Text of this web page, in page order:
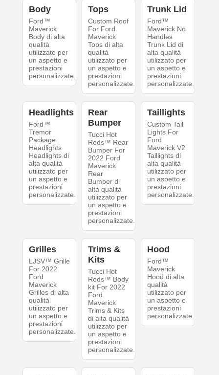
Body
Ford™
Maverick
Body di alta
qualità
utilizzato per
un aspetto e
prestazioni
personalizzate.
Tops
Custom Roof
For Ford
Maverick
Tops di alta
qualità
utilizzato per
un aspetto e
prestazioni
personalizzate.
Trunk Lid
Ford™
Maverick No
Handles
Trunk Lid di
alta qualità
utilizzato per
un aspetto e
prestazioni
personalizzate.
Headlights
Ford™
Tremor
Package
Headlights
Headlights di
alta qualità
utilizzato per
un aspetto e
prestazioni
personalizzate.
Rear
Bumper
Tucci Hot
Rods™ Rear
Bumper For
2022 Ford
Maverick
Rear
Bumper di
alta qualità
utilizzato per
un aspetto e
prestazioni
personalizzate.
Taillights
Custom Tail
Lights For
Ford
Maverick V2
Taillights di
alta qualità
utilizzato per
un aspetto e
prestazioni
personalizzate.
Grilles
LJSV™ Grille
For 2022
Ford
Maverick
Grilles di alta
qualità
utilizzato per
un aspetto e
prestazioni
personalizzate.
Trims &
Kits
Tucci Hot
Rods™ Body
kit For 2022
Ford
Maverick
Trims & Kits
di alta qualità
utilizzato per
un aspetto e
prestazioni
personalizzate.
Hood
Ford™
Maverick
Hood di alta
qualità
utilizzato per
un aspetto e
prestazioni
personalizzate.